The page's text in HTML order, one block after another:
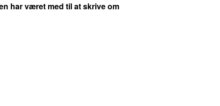
har været med til at skrive om